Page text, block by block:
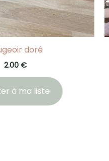
doré
2.00 €
à ma liste